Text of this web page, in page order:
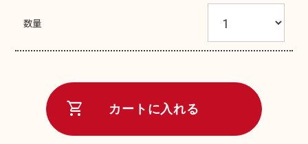
数量
shopping_cart カートに入れる